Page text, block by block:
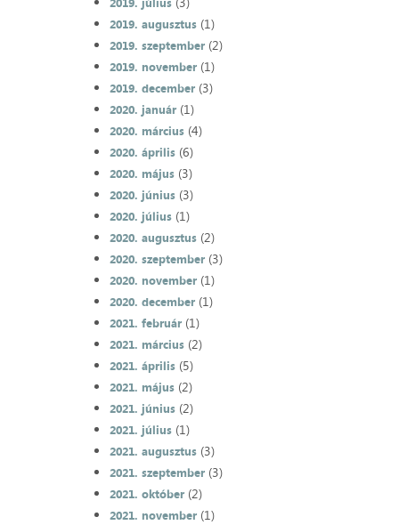
2019. augusztus(1)
2019. szeptember(2)
2019. november(1)
2019. december(3)
2020. január(1)
2020. március(4)
2020. április(6)
2020. május(3)
2020. június(3)
2020. július(1)
2020. augusztus(2)
2020. szeptember(3)
2020. november(1)
2020. december(1)
2021. február(1)
2021. március(2)
2021. április(5)
2021. május(2)
2021. június(2)
2021. július(1)
2021. augusztus(3)
2021. szeptember(3)
2021. október(2)
2021. november(1)